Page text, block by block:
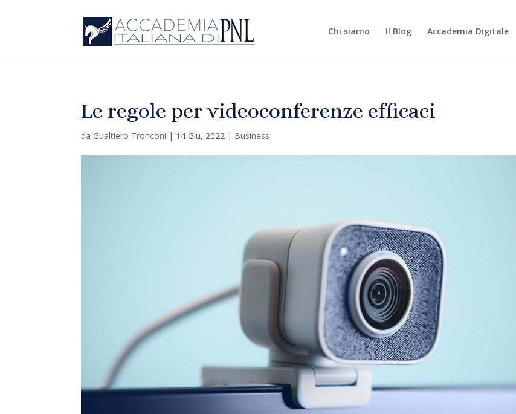
Chi siamo Il Blog Accademia Digitale
Le regole per videoconferenze efficaci
da Gualtiero Tronconi | 14 Giu, 2022 | Business